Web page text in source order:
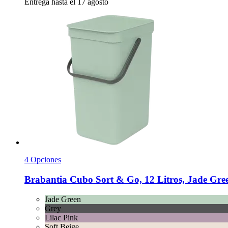
Entrega hasta el 17 agosto
4 Opciones
Brabantia Cubo Sort & Go, 12 Litros, Jade
Jade Green
Grey
Lilac Pink